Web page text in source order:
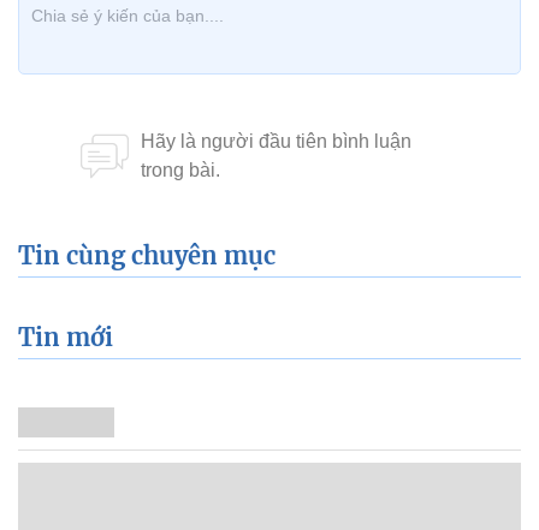
Tin cùng chuyên mục
Tin mới